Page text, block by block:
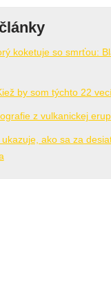
koketuje so smrťou:
by som týchto 22
z vulkanickej
ako sa za